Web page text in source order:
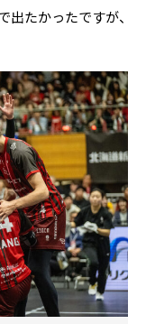
出たかったですが、